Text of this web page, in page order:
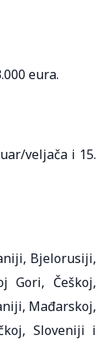
eura.
veljača i 15.
Bjelorusiji,
Gori, Češkoj,
Mađarskoj,
Sloveniji i